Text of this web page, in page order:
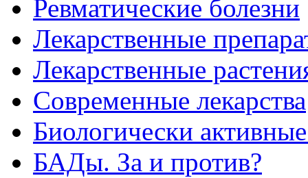
Ревматические болезни
Лекарственные
Лекарственные
Современные лекарства
Биологически
БАДы. За и против?